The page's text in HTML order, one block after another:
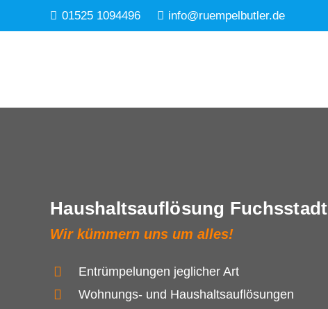
01525 1094496 info@ruempelbutler.de
Haushaltsauflösung Fuchsstadt
Wir kümmern uns um alles!
Entrümpelungen jeglicher Art
Wohnungs- und Haushaltsauflösungen